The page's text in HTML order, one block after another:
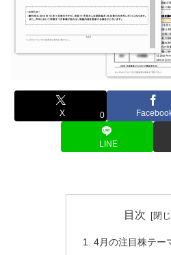
X 0
LINE
目次
4月の注目株テー